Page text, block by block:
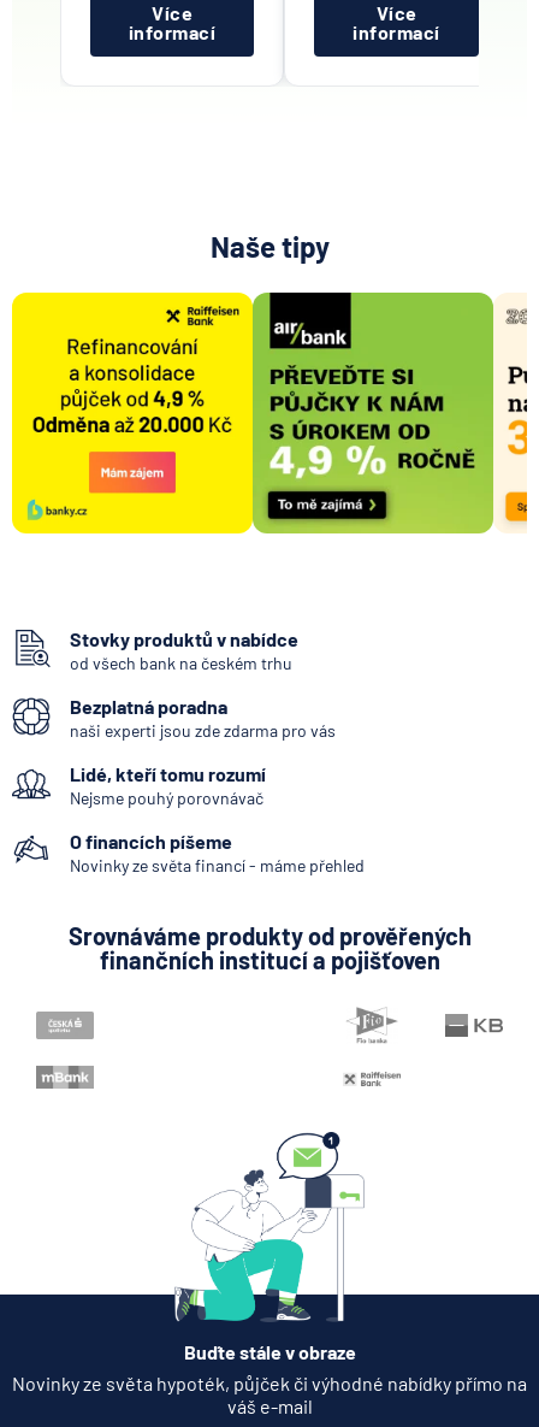
Více
informací
Více
informací
Naše tipy
Stovky produktů v nabídce
od všech bank na českém trhu
Bezplatná poradna
naši experti jsou zde zdarma pro vás
Lidé, kteří tomu rozumí
Nejsme pouhý porovnávač
O financích píšeme
Novinky ze světa financí - máme přehled
Srovnáváme produkty od prověřených
finančních institucí a pojišťoven
Buďte stále v obraze
Novinky ze světa hypoték, půjček či výhodné nabídky přímo na
váš e-mail